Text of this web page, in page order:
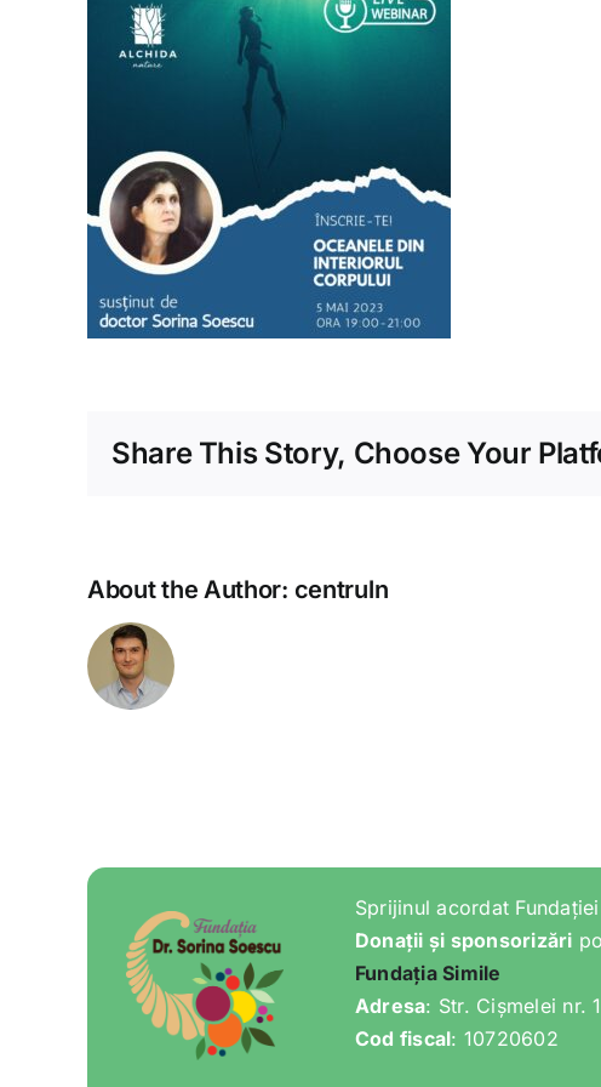
Share This Story, Choose Your
About the Author: centruln
Sprijinul acordat
Donații și sponsorizări
Fundația Simile
Adresa: Str. Cișmelei nr.
Cod fiscal: 10720602